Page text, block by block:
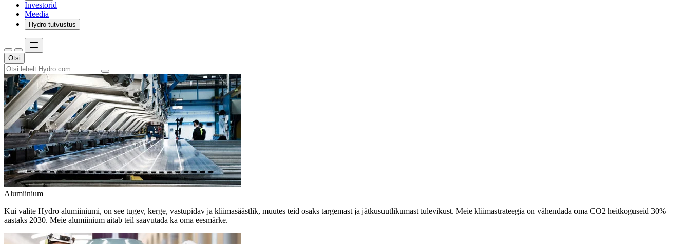
Investorid
Meedia
Hydro tutvustus
Otsi
Alumiinium
Kui valite Hydro alumiiniumi, on see tugev, kerge, vastupidav ja kliimasäästlik, muutes teid osaks targemast ja jätkusuutlikumast tulevikust. Meie kliimastrateegia on vähendada oma CO2 heitkoguseid 30%
aastaks 2030. Meie alumiinium aitab teil saavutada ka oma eesmärke.